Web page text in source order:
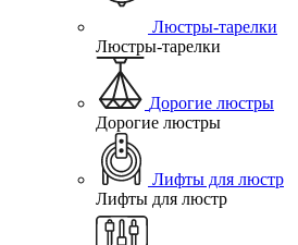
Люстры-тарелки
Люстры-тарелки
Дорогие люстры
Дорогие люстры
Лифты для люстр
Лифты для люстр